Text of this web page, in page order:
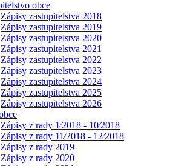
obce
Zápisy zastupitelstva 2018
Zápisy zastupitelstva 2019
Zápisy zastupitelstva 2020
Zápisy zastupitelstva 2021
Zápisy zastupitelstva 2022
Zápisy zastupitelstva 2023
Zápisy zastupitelstva 2024
Zápisy zastupitelstva 2025
Zápisy zastupitelstva 2026
Zápisy z rady 1⁄2018 - 10⁄2018
Zápisy z rady 11⁄2018 - 12⁄2018
Zápisy z rady 2019
Zápisy z rady 2020